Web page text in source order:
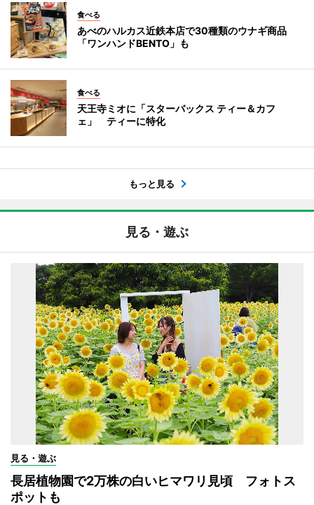
食べる
あべのハルカス近鉄本店で30種類のウナギ商品
「ワンハンドBENTO」も
食べる
天王寺ミオに「スターバックス ティー＆カフ
ェ」 ティーに特化
もっと見る
見る・遊ぶ
見る・遊ぶ
長居植物園で2万株の白いヒマワリ見頃 フォトス
ポットも